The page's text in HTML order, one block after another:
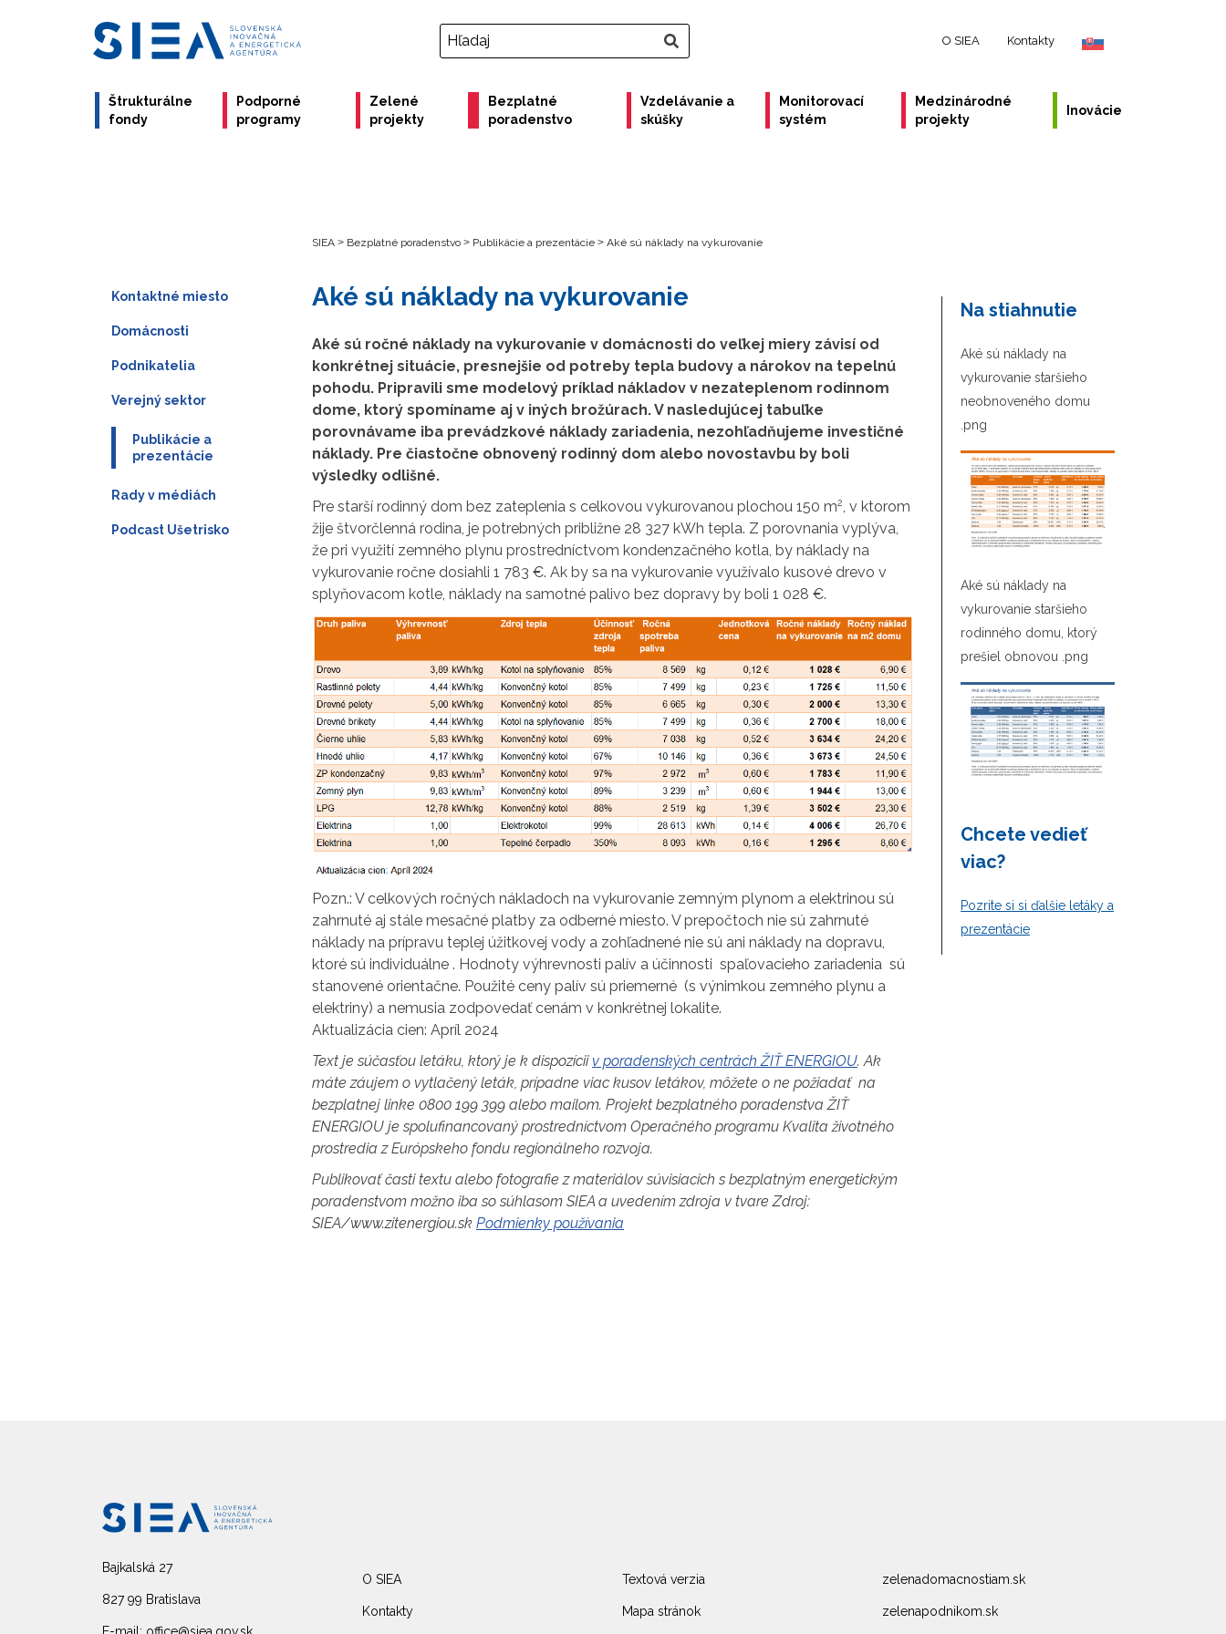
O SIEA Kontakty
Štrukturálne
fondy
Podporné
programy
Zelené
projekty
Bezplatné
poradenstvo
Vzdelávanie a
skúšky
Monitorovací
systém
Medzinárodné
projekty
Inovácie
SIEA > Bezplatné poradenstvo > Publikácie a prezentácie > Aké sú náklady na vykurovanie
Aké sú náklady na vykurovanie
Aké sú ročné náklady na vykurovanie v domácnosti do veľkej miery závisí od
konkrétnej situácie, presnejšie od potreby tepla budovy a nárokov na tepelnú
pohodu. Pripravili sme modelový príklad nákladov v nezateplenom rodinnom
dome, ktorý spomíname aj v iných brožúrach. V nasledujúcej tabuľke
porovnávame iba prevádzkové náklady zariadenia, nezohľadňujeme investičné
náklady. Pre čiastočne obnovený rodinný dom alebo novostavbu by boli
výsledky odlišné.
Pre starší rodinný dom bez zateplenia s celkovou vykurovanou plochou 150 m2
, v ktorom
žije štvorčlenná rodina, je potrebných približne 28 327 kWh tepla. Z porovnania vyplýva,
že pri využití zemného plynu prostredníctvom kondenzačného kotla, by náklady na
vykurovanie ročne dosiahli 1 783 €. Ak by sa na vykurovanie využívalo kusové drevo v
splyňovacom kotle, náklady na samotné palivo bez dopravy by boli 1 028 €.
Pozn.: V celkových ročných nákladoch na vykurovanie zemným plynom a elektrinou sú
zahrnuté aj stále mesačné platby za odberné miesto. V prepočtoch nie sú zahrnuté
náklady na prípravu teplej úžitkovej vody a zohľadnené nie sú ani náklady na dopravu,
ktoré sú individuálne . Hodnoty výhrevnosti palív a účinnosti spaľovacieho zariadenia sú
stanovené orientačne. Použité ceny palív sú priemerné (s výnimkou zemného plynu a
elektriny) a nemusia zodpovedať cenám v konkrétnej lokalite.
Aktualizácia cien: Apríl 2024
Text je súčasťou letáku, ktorý je k dispozícii v poradenských centrách ŽIŤ ENERGIOU. Ak
máte záujem o vytlačený leták, prípadne viac kusov letákov, môžete o ne požiadať na
bezplatnej linke 0800 199 399 alebo mailom. Projekt bezplatného poradenstva ŽIŤ
ENERGIOU je spolufinancovaný prostredníctvom Operačného programu Kvalita životného
prostredia z Európskeho fondu regionálneho rozvoja.
Publikovať časti textu alebo fotografie z materiálov súvisiacich s bezplatným energetickým
poradenstvom možno iba so súhlasom SIEA a uvedením zdroja v tvare Zdroj:
SIEA/www.zitenergiou.sk Podmienky používania
Na stiahnutie
Aké sú náklady na
vykurovanie staršieho
neobnoveného domu
.png
Aké sú náklady na
vykurovanie staršieho
rodinného domu, ktorý
prešiel obnovou .png
Chcete vedieť
viac?
Pozrite si si ďalšie letáky a
prezentácie
Kontaktné miesto
Domácnosti
Podnikatelia
Verejný sektor
Publikácie a
prezentácie
Rady v médiách
Podcast Ušetrisko
Bajkalská 27
827 99 Bratislava
E-mail: office@siea.gov.sk
O SIEA
Kontakty
Textová verzia
Mapa stránok
zelenadomacnostiam.sk
zelenapodnikom.sk